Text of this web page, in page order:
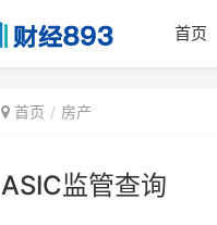
首页
首页 房产
ASIC监管查询